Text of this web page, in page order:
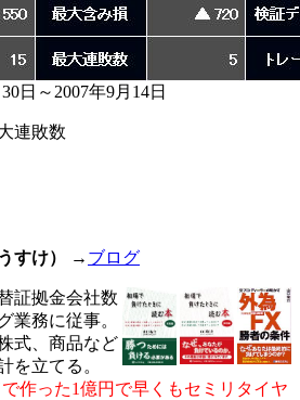
日～2007年9月14日
連敗数
すけ） → ブログ
証拠金会社数
業務に従事。
式、商品など
を立てる。
作った1億円で早くもセミリタイヤ